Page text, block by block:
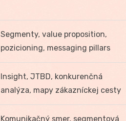
Segmenty, value proposition,
pozicioning, messaging pillars
Insight, JTBD, konkurenčná
analýza, mapy zákazníckej cesty
Komunikačný smer, segmentová